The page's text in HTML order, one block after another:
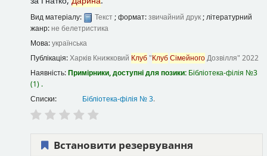
Вид матеріалу: Текст; формат:звичайний друк; літературний
жанр: не белетристика
Мова:українська
Публікація:Харків Книжковий Клуб"КлубСімейногоДозвілля" 2022
Наявність:Примірники, доступні для позики: Бібліотека-філія №3
(1) .
Списки:
Бібліотека-філія № 3.
Встановити резервування